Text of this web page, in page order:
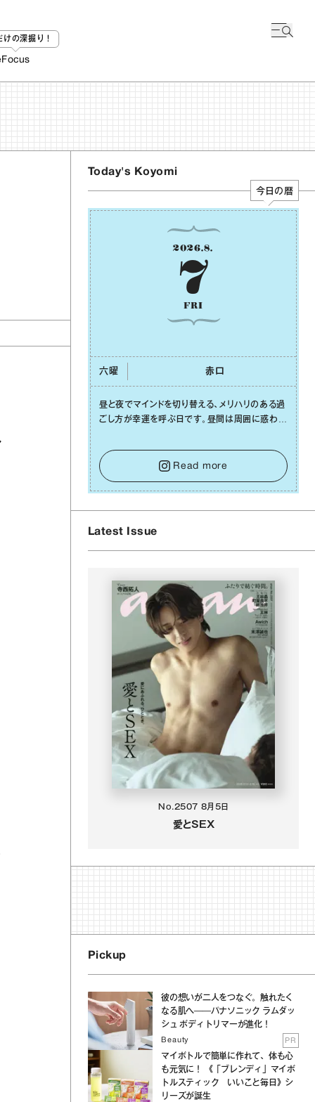
けの深掘り！
Focus
Today's Koyomi
今日の暦
2026.8.
7
FRI
六曜 ⾚⼝
昼と夜でマインドを切り替える、メリハリのある過
ごし⽅が幸運を呼ぶ⽇です。昼間は周囲に惑わさ
をキープして。そして夜は、疲れや寂しさから⽢
い⾔葉に流されないよう、⼼にしっかりブレーキ
をかけること。この意識の切り替えが、あなたに
確かな安⼼感をもたらすはずです。
Read more
Latest Issue
No.2507 8月5日
愛とSEX
Pickup
彼の想いが二人をつなぐ。触れたく
なる肌へ──パナソニック ラムダッ
シュ ボディトリマーが進化！
Beauty PR
マイボトルで簡単に作れて、体も心
も元気に！ 《「ブレンディ」マイボ
トルスティック いいこと毎日》シ
リーズが誕生